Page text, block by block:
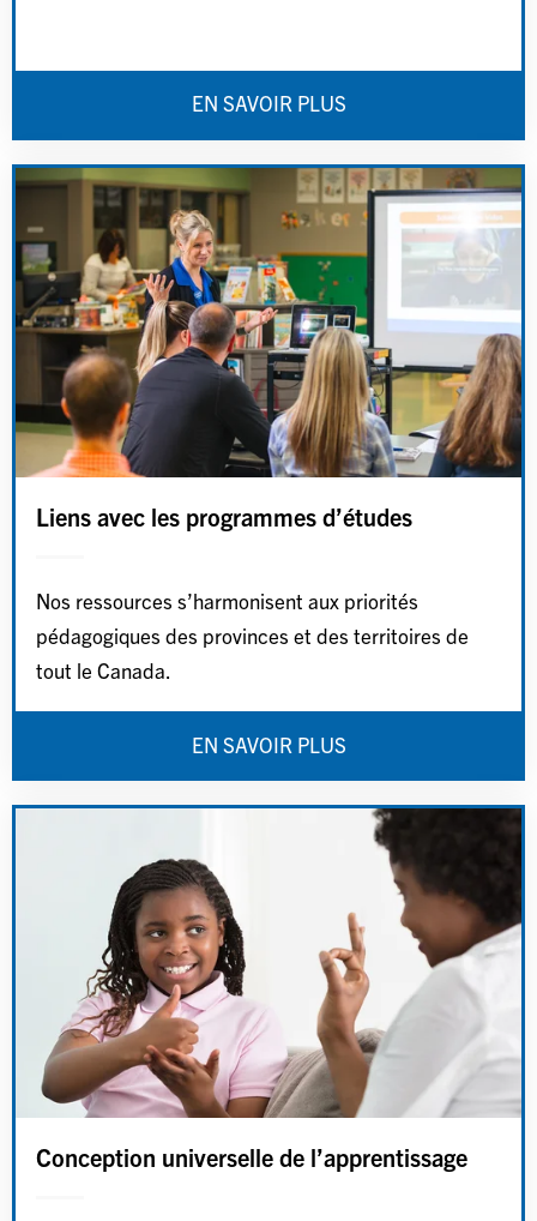
EN SAVOIR PLUS
Liens avec les programmes d’études
Nos ressources s’harmonisent aux priorités
pédagogiques des provinces et des territoires de
tout le Canada.
EN SAVOIR PLUS
Conception universelle de l’apprentissage